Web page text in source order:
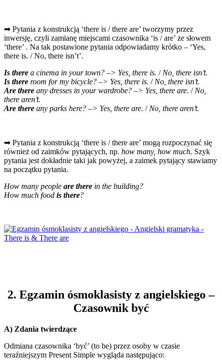
➡ Pytania z konstrukcją ‘there is / there are’ tworzymy przez
inwersję, czyli zamianę miejscami czasownika ‘is / are’ ze słowem
‘there’ . Na tak postawione pytania odpowiadamy krótko – ‘Yes,
there is. / No, there isn’t’.
Is there a cinema in your town? –> Yes, there is. / No, there isn’t.
Is there room for my bicycle? –> Yes, there is. /No, there isn’t.
Are there any dresses in your wardrobe? –> Yes, there are. / No,
there aren’t.
Are there any parks here? –> Yes, there are. /No, there aren’t.
➡ Pytania z konstrukcją ‘there is / there are’ mogą rozpoczynać się
również od zaimków pytających, np. how many, how much. Szyk
pytania jest dokładnie taki jak powyżej, a zaimek pytający stawiamy
na początku pytania.
How many people are there in the building?
How much food is there?
2. Egzamin ósmoklasisty z angielskiego –
Czasownik być
A) Zdania twierdzące
Odmiana czasownika ‘być’ (to be) przez osoby w czasie
teraźniejszym Present Simple wygląda następująco: